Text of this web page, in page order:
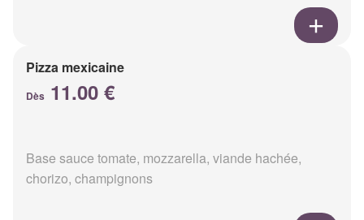
Pizza mexicaine
Dès 11.00 €
Base sauce tomate, mozzarella, viande hachée,
chorizo, champignons